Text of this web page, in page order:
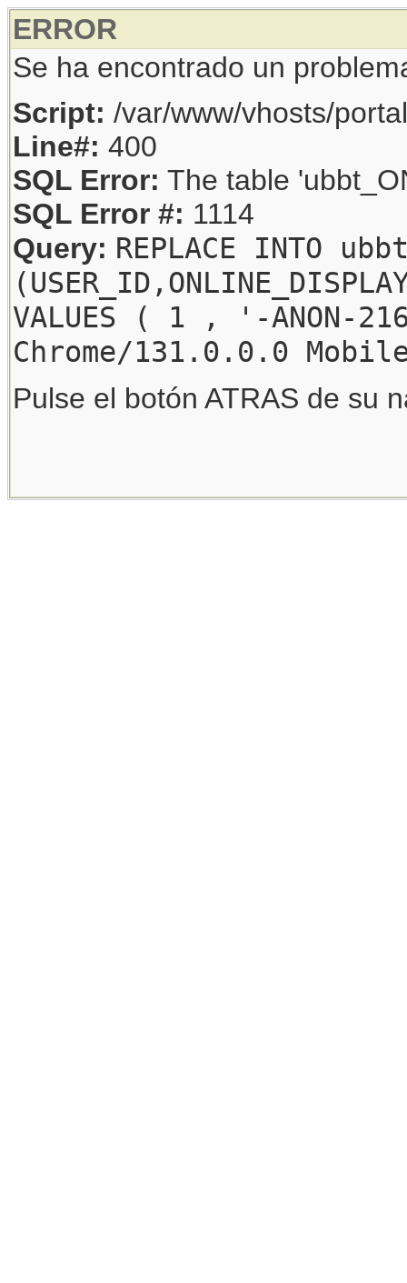
ERROR
Se ha encontrado un
Script: /var/www/vhosts/
Line#: 400
SQL Error: The table
SQL Error #: 1114
Query: REPLACE INTO
VALUES ( 1 , '-
Chrome/131.0.0.0
Pulse el botón ATRAS de su